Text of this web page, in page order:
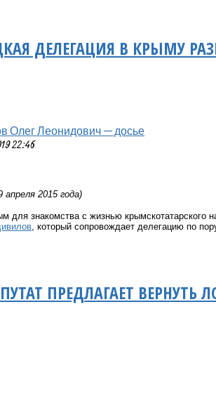
ДЕЛЕГАЦИЯ В КРЫМУ
Олег Леонидович — досье
22:46
2015 года)
для знакомства с жизнью
, который сопровождает делегацию по
ПРЕДЛАГАЕТ ВЕРНУТЬ